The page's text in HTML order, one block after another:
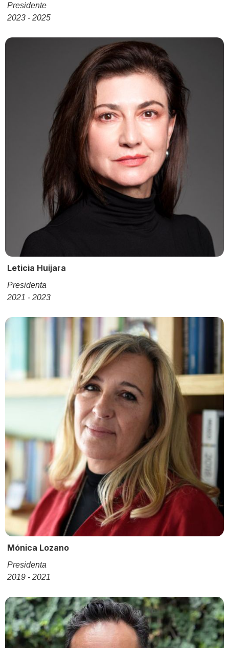
Presidente
2023 - 2025
Leticia Huijara
Presidenta
2021 - 2023
Mónica Lozano
Presidenta
2019 - 2021